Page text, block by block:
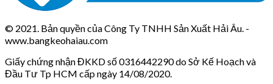
© 2021. Bản quyền của Công Ty TNHH Sản Xuất Hải Âu. -
www.bangkeohaiau.com
Giấy chứng nhận ĐKKD số 0316442290 do Sở Kế Hoạch và
Đầu Tư Tp HCM cấp ngày 14/08/2020.